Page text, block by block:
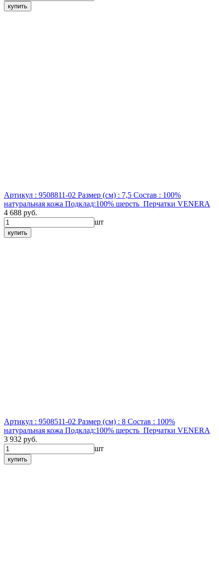
купить
Артикул : 9508811-02 Размер (см) : 7,5 Состав : 100%
натуральная кожа Подклад:100% шерсть Перчатки VENERA
4 688 руб.
шт
купить
Артикул : 9508511-02 Размер (см) : 8 Состав : 100%
натуральная кожа Подклад:100% шерсть Перчатки VENERA
3 932 руб.
шт
купить